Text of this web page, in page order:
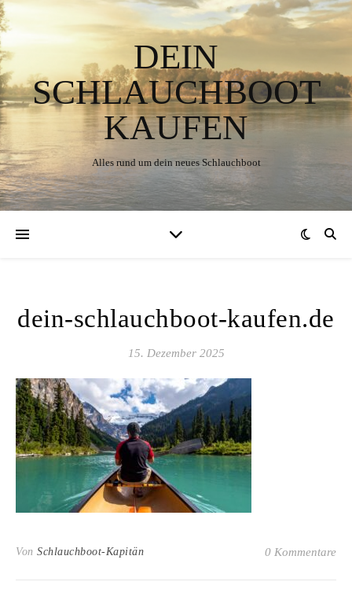
DEIN
SCHLAUCHBOOT
KAUFEN
Alles rund um dein neues Schlauchboot
dein-schlauchboot-kaufen.de
15. Dezember 2025
Von Schlauchboot-Kapitän 0 Kommentare